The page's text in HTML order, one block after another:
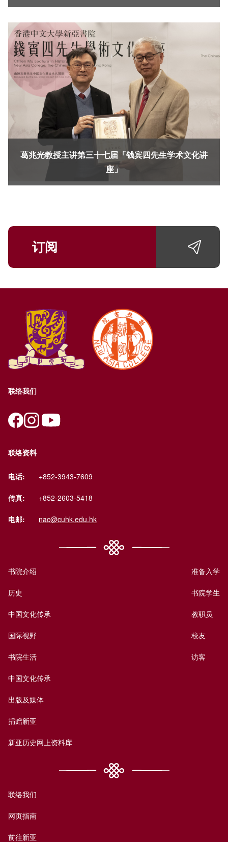
葛兆光教授主讲第三十七届「钱宾四先生学术文化讲
座」
订阅
联络我们
联络资料
电话: +852-3943-7609
传真: +852-2603-5418
电邮: nac@cuhk.edu.hk
书院介绍
历史
中国文化传承
国际视野
书院生活
中国文化传承
出版及媒体
捐赠新亚
新亚历史网上资料库
准备入学
书院学生
教职员
校友
访客
联络我们
网页指南
前往新亚